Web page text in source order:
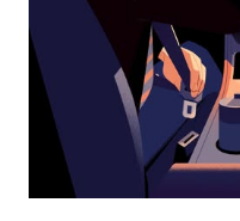
o
calendário.